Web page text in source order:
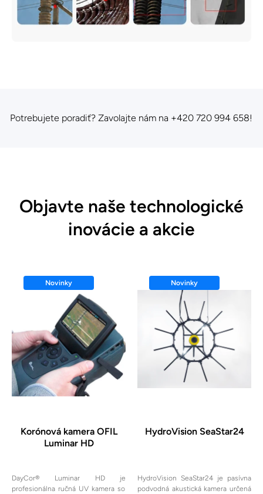
poradiť? Zavolajte nám na +420 720 994 658!
Objavte naše technologické
inovácie a akcie
Novinky
Korónová kamera OFIL
Luminar HD
DayCor® Luminar HD je
profesionálna ručná UV kamera so
Novinky
HydroVision SeaStar24
HydroVision SeaStar24 je pasívna
podvodná akustická kamera určená